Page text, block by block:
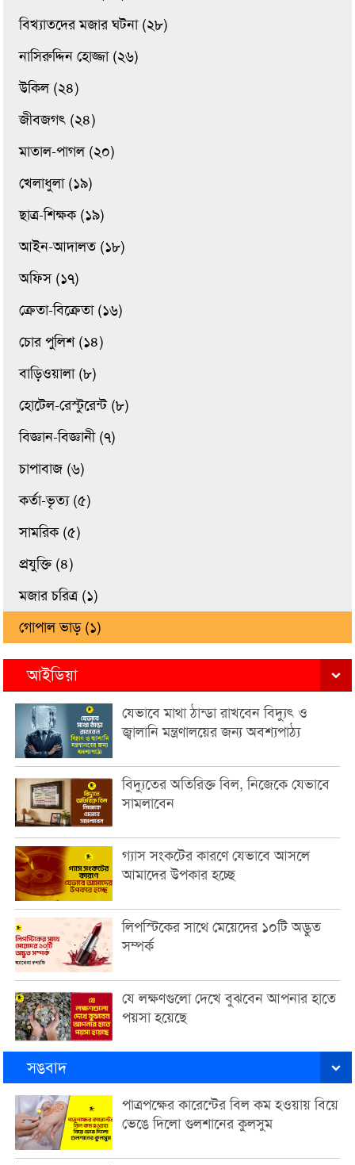
বিখ্যাতদের মজার ঘটনা (২৮)
নাসিরুদ্দিন হোজ্জা (২৬)
উকিল (২৪)
জীবজগৎ (২৪)
মাতাল-পাগল (২০)
খেলাধুলা (১৯)
ছাত্র-শিক্ষক (১৯)
আইন-আদালত (১৮)
অফিস (১৭)
ক্রেতা-বিক্রেতা (১৬)
চোর পুলিশ (১৪)
বাড়িওয়ালা (৮)
হোটেল-রেস্টুরেন্ট (৮)
বিজ্ঞান-বিজ্ঞানী (৭)
চাপাবাজ (৬)
কর্তা-ভৃত্য (৫)
সামরিক (৫)
প্রযুক্তি (৪)
মজার চরিত্র (১)
গোপাল ভাড় (১)
আইডিয়া
যেভাবে মাথা ঠান্ডা রাখবেন বিদ্যুৎ ও
জ্বালানি মন্ত্রণালয়ের জন্য অবশ্যপাঠ্য
বিদ্যুতের অতিরিক্ত বিল, নিজেকে যেভাবে
সামলাবেন
গ্যাস সংকটের কারণে যেভাবে আসলে
আমাদের উপকার হচ্ছে
লিপস্টিকের সাথে মেয়েদের ১০টি অদ্ভুত
সম্পর্ক
যে লক্ষণগুলো দেখে বুঝবেন আপনার হাতে
পয়সা হয়েছে
সঙবাদ
পাত্রপক্ষের কারেন্টের বিল কম হওয়ায় বিয়ে
ভেঙে দিলো গুলশানের কুলসুম